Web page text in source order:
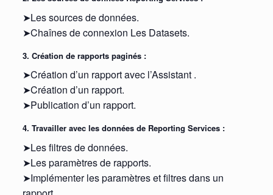
➤Les sources de données.
➤Chaînes de connexion Les Datasets.
3. Création de rapports paginés :
➤Création d’un rapport avec l’Assistant .
➤Création d’un rapport.
➤Publication d’un rapport.
4. Travailler avec les données de Reporting Services :
➤Les filtres de données.
➤Les paramètres de rapports.
➤Implémenter les paramètres et filtres dans un